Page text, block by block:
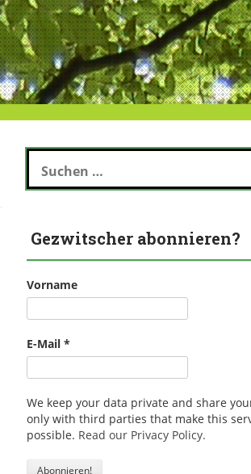
Suchen
nach:
Gezwitscher abonnieren?
Vorname
E-Mail *
We keep your data private and share
only with third parties that make this
possible. Read our Privacy Policy.